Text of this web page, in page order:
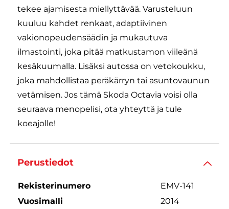
tekee ajamisesta miellyttävää. Varusteluun
kuuluu kahdet renkaat, adaptiivinen
vakionopeudensäädin ja mukautuva
ilmastointi, joka pitää matkustamon viileänä
kesäkuumalla. Lisäksi autossa on vetokoukku,
joka mahdollistaa peräkärryn tai asuntovaunun
vetämisen. Jos tämä Skoda Octavia voisi olla
seuraava menopelisi, ota yhteyttä ja tule
koeajolle!
Perustiedot
Rekisterinumero
EMV-141
Vuosimalli
2014